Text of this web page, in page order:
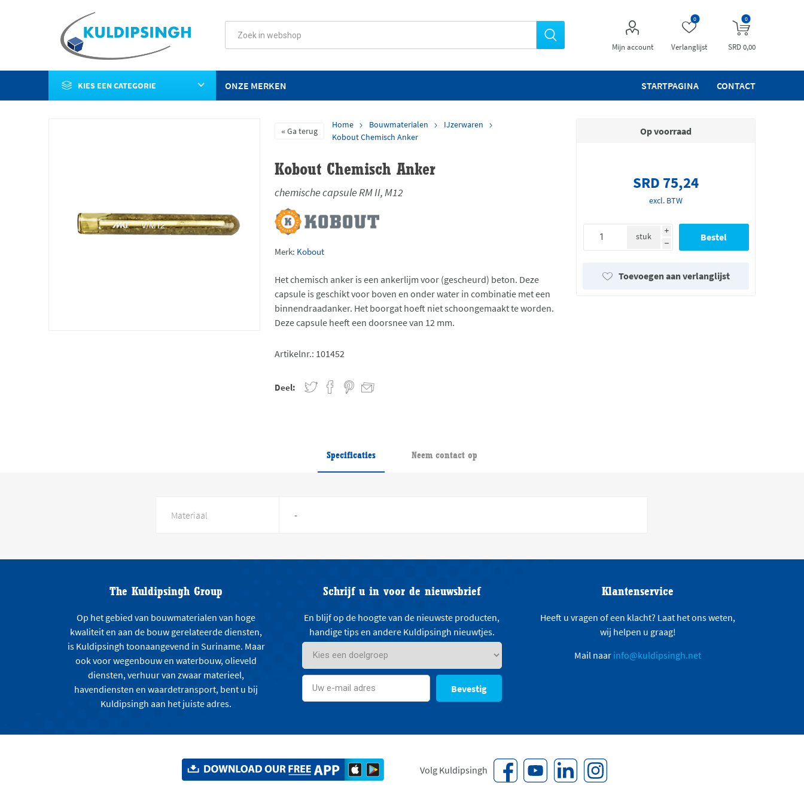
Mijn account Verlanglijst
0 0
SRD 0,00
KIES EEN CATEGORIE STARTPAGINA CONTACT
ONZE MERKEN
Ga terug
Home Bouwmaterialen
IJzerwaren
Kobout Chemisch Anker
Kobout Chemisch Anker
chemische capsule RM II, M12
Merk: Kobout
Het chemisch anker is een ankerlijm voor (gescheurd) beton. Deze
capsule is geschikt voor boven en onder water in combinatie met een
binnendraadanker. Het boorgat hoeft niet schoongemaakt te worden.
Deze capsule heeft een doorsnee van 12 mm.
Artikelnr.: 101452
Deel:
Op voorraad
SRD 75,24
excl. BTW
i
h
stuk
Toevoegen aan verlanglijst
Specificaties Neem contact op
Materiaal -
The Kuldipsingh Group
Op het gebied van bouwmaterialen van hoge
kwaliteit en aan de bouw gerelateerde diensten,
is Kuldipsingh toonaangevend in Suriname. Maar
ook voor wegenbouw en waterbouw, olieveld
diensten, verhuur van zwaar materieel,
havendiensten en waardetransport, bent u bij
Kuldipsingh aan het juiste adres.
Schrijf u in voor de nieuwsbrief
En blijf op de hoogte van de nieuwste producten,
handige tips en andere Kuldipsingh nieuwtjes.
Bevestig
Klantenservice
Heeft u vragen of een klacht? Laat het ons weten,
wij helpen u graag!
Mail naar info@kuldipsingh.net
Volg Kuldipsingh